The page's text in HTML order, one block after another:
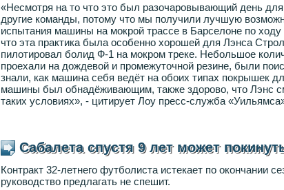
«Несмотря на то что это был разочаровывающий день
другие команды, потому что мы получили лучшую
испытания машины на мокрой трассе в Барселоне по ходу
что эта практика была особенно хорошей для Лэнса
пилотировал болид Ф-1 на мокром треке. Небольшое
проехали на дождевой и промежуточной резине, были
знали, как машина себя ведёт на обоих типах покрышек
машины был обнадёживающим, также здорово, что Лэнс
таких условиях», - цитирует Лоу пресс-служба
Cабалета спустя 9 лет может
Контракт 32-летнего футболиста истекает по окончании
руководство предлагать не спешит.